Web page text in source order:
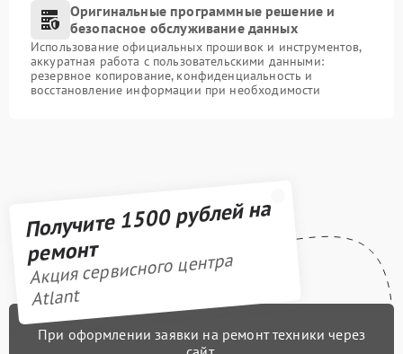
Оригинальные программные решение и
безопасное обслуживание данных
Использование официальных прошивок и инструментов,
аккуратная работа с пользовательскими данными:
резервное копирование, конфиденциальность и
восстановление информации при необходимости
Получите 1500 рублей на
ремонт
Акция сервисного центра
Atlant
При оформлении заявки на ремонт техники через